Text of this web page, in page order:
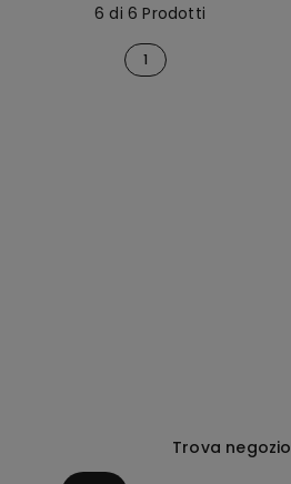
6 di 6 Prodotti
1
Trova negozio